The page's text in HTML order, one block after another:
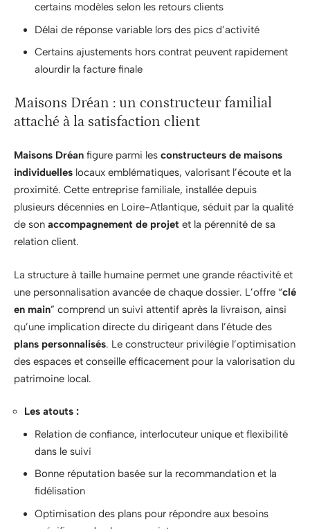
certains modèles selon les retours clients
Délai de réponse variable lors des pics d’activité
Certains ajustements hors contrat peuvent rapidement
alourdir la facture finale
Maisons Dréan : un constructeur familial
attaché à la satisfaction client
Maisons Dréan figure parmi les constructeurs de maisons
individuelles locaux emblématiques, valorisant l’écoute et la
proximité. Cette entreprise familiale, installée depuis
plusieurs décennies en Loire-Atlantique, séduit par la qualité
de son accompagnement de projet et la pérennité de sa
relation client.
La structure à taille humaine permet une grande réactivité et
une personnalisation avancée de chaque dossier. L’offre “clé
en main” comprend un suivi attentif après la livraison, ainsi
qu’une implication directe du dirigeant dans l’étude des
plans personnalisés. Le constructeur privilégie l’optimisation
des espaces et conseille efficacement pour la valorisation du
patrimoine local.
Les atouts :
Relation de confiance, interlocuteur unique et flexibilité
dans le suivi
Bonne réputation basée sur la recommandation et la
fidélisation
Optimisation des plans pour répondre aux besoins